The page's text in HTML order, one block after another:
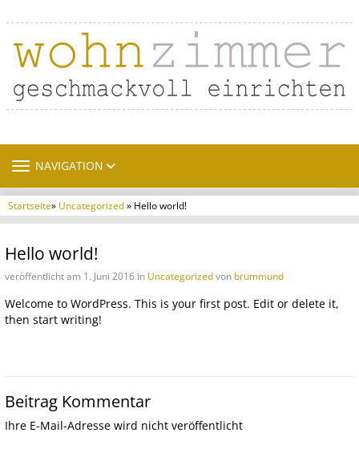
TOGGLE NAVIGATION
NAVIGATION
Startseite» Uncategorized» Hello world!
Hello world!
veröffentlicht am 1. Juni 2016 in Uncategorizedvon brummund
Welcome to WordPress. This is your first post. Edit or delete it,
then start writing!
Beitrag Kommentar
Ihre E-Mail-Adresse wird nicht veröffentlicht